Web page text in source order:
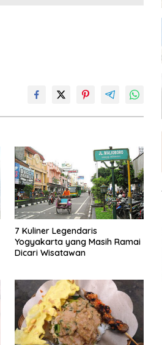
7 Kuliner Legendaris
Yogyakarta yang Masih Ramai
Dicari Wisatawan